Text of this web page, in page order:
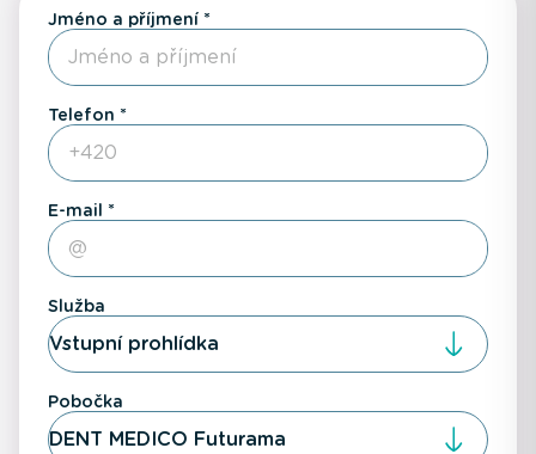
Jméno a příjmení
Telefon
E-mail
Služba
Vstupní prohlídka
Pobočka
DENT MEDICO Futurama